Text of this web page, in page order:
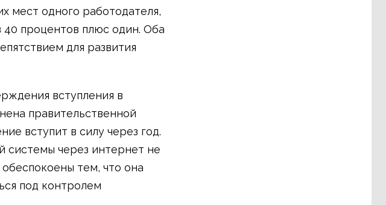
мест одного работодателя,
40 процентов плюс один. Оба
для развития
вступления в
правительственной
вступит в силу через год.
системы через интернет не
тем, что она
под контролем